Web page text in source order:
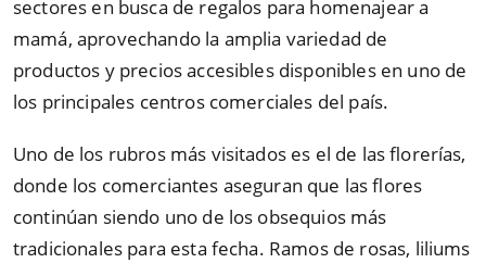
sectores en busca de regalos para homenajear a
mamá, aprovechando la amplia variedad de
productos y precios accesibles disponibles en uno de
los principales centros comerciales del país.
Uno de los rubros más visitados es el de las florerías,
donde los comerciantes aseguran que las flores
continúan siendo uno de los obsequios más
tradicionales para esta fecha. Ramos de rosas, liliums